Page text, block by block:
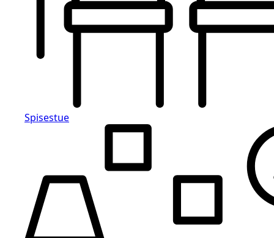
Spisestue